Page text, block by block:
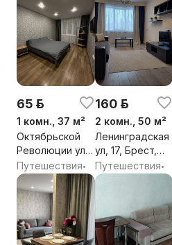
65 р.
1 комн., 37 м²
Октябрьской
Революции ул,
7, Брест,
Брестская обл.
Путешествия•
160 р.
2 комн., 50 м²
Ленинградская
ул, 17, Брест,
Брестская обл.
Путешествия•